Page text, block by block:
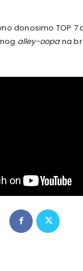
donosimo TOP 7
alley-oopana